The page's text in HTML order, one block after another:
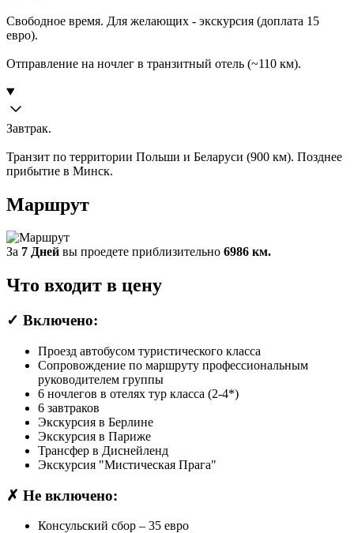
Свободное время. Для желающих - экскурсия (доплата 15
евро).
Отправление на ночлег в транзитный отель (~110 км).
Завтрак.
Транзит по территории Польши и Беларуси (900 км). Позднее
прибытие в Минск.
Маршрут
За 7 Дней вы проедете приблизительно 6986 км.
Что входит в цену
✓ Включено:
Проезд автобусом туристического класса
Сопровождение по маршруту профессиональным
руководителем группы
6 ночлегов в отелях тур класса (2-4*)
6 завтраков
Экскурсия в Берлине
Экскурсия в Париже
Трансфер в Диснейленд
Экскурсия "Мистическая Прага"
✗ Не включено:
Консульский сбор – 35 евро